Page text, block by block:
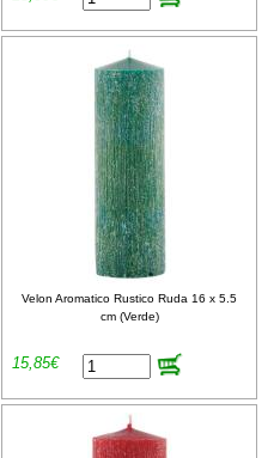
Velon Aromatico Rustico Ruda 16 x 5.5
cm (Verde)
15,85€